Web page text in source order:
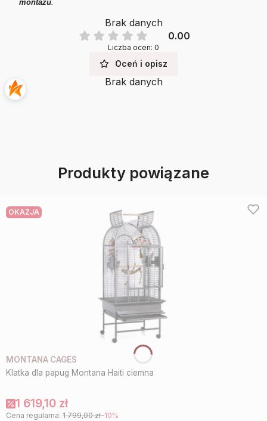
montażu
Brak danych
0.00
Liczba ocen: 0
Oceń i opisz
Brak danych
Produkty powiązane
OKAZJA
MONTANA CAGES
Klatka dla papug Montana Haiti ciemna
1 619,10 zł
Cena regularna: 1 799,00 zł-10%